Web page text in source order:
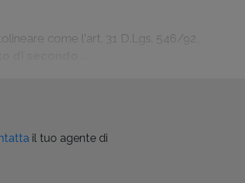
come l'art. 31 D.Lgs. 546/92,
il tuo agente di